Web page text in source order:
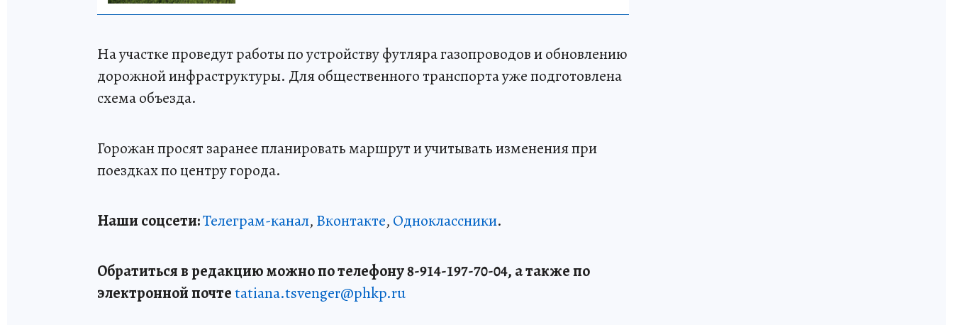
На участке проведут работы по устройству футляра газопроводов и обновлению
дорожной инфраструктуры. Для общественного транспорта уже подготовлена
схема объезда.
Горожан просят заранее планировать маршрут и учитывать изменения при
поездках по центру города.
Наши соцсети:Телеграм-канал, Вконтакте, Одноклассники.
Обратиться в редакцию можно по телефону 8-914-197-70-04, а также по
электронной почтеtatiana.tsvenger@phkp.ru